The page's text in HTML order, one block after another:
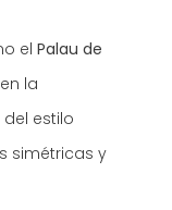
elPalau de
la
estilo
simétricas y